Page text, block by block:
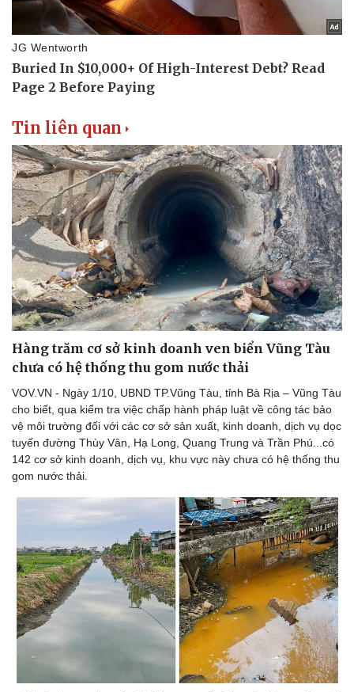
Thể thao
Lịch thi đấu bóng đá
Thế giới thể thao
Hậu trường
Ô tô - Xe máy
Xe máy
Tư vấn
Tin liên quan
Hàng trăm cơ sở kinh doanh ven biển Vũng Tàu
chưa có hệ thống thu gom nước thải
VOV.VN - Ngày 1/10, UBND TP.Vũng Tàu, tỉnh Bà Rịa – Vũng Tàu
cho biết, qua kiểm tra việc chấp hành pháp luật về công tác bảo
vệ môi trường đối với các cơ sở sản xuất, kinh doanh, dịch vụ dọc
tuyến đường Thùy Vân, Hạ Long, Quang Trung và Trần Phú...có
142 cơ sở kinh doanh, dịch vụ, khu vực này chưa có hệ thống thu
gom nước thải.